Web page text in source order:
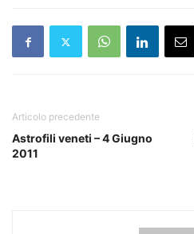
Articolo precedente
Astrofili veneti – 4 Giugno
2011